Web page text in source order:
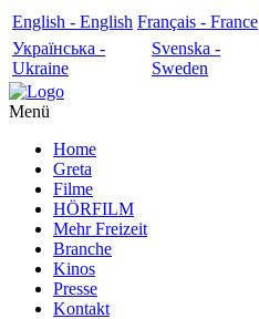
English - English Français - France
Українська -
Ukraine
Svenska -
Sweden
Menü
Home
Greta
Filme
HÖRFILM
Mehr Freizeit
Branche
Kinos
Presse
Kontakt